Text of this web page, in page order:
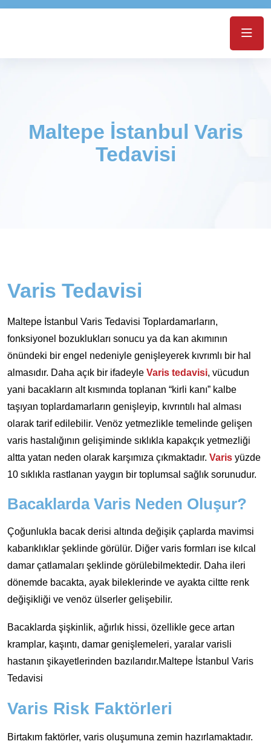
Maltepe İstanbul Varis
Tedavisi
Varis Tedavisi
Maltepe İstanbul Varis Tedavisi Toplardamarların,
fonksiyonel bozuklukları sonucu ya da kan akımının
önündeki bir engel nedeniyle genişleyerek kıvrımlı bir hal
almasıdır. Daha açık bir ifadeyle Varis tedavisi, vücudun
yani bacakların alt kısmında toplanan “kirli kanı” kalbe
taşıyan toplardamarların genişleyip, kıvrıntılı hal alması
olarak tarif edilebilir. Venöz yetmezlikle temelinde gelişen
varis hastalığının gelişiminde sıklıkla kapakçık yetmezliği
altta yatan neden olarak karşımıza çıkmaktadır. Varis yüzde
10 sıklıkla rastlanan yaygın bir toplumsal sağlık sorunudur.
Bacaklarda Varis Neden Oluşur?
Çoğunlukla bacak derisi altında değişik çaplarda mavimsi
kabarıklıklar şeklinde görülür. Diğer varis formları ise kılcal
damar çatlamaları şeklinde görülebilmektedir. Daha ileri
dönemde bacakta, ayak bileklerinde ve ayakta ciltte renk
değişikliği ve venöz ülserler gelişebilir.
Bacaklarda şişkinlik, ağırlık hissi, özellikle gece artan
kramplar, kaşıntı, damar genişlemeleri, yaralar varisli
hastanın şikayetlerinden bazılarıdır.Maltepe İstanbul Varis
Tedavisi
Varis Risk Faktörleri
Birtakım faktörler, varis oluşumuna zemin hazırlamaktadır.